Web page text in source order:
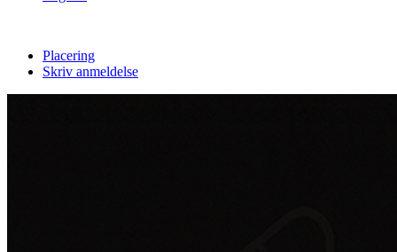
Placering
Skriv anmeldelse